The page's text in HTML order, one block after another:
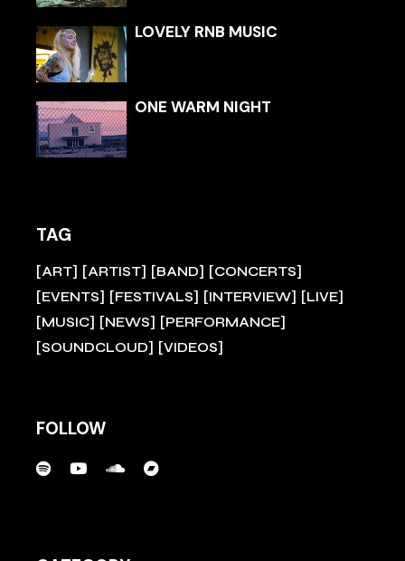
LOVELY RNB MUSIC
ONE WARM NIGHT
TAG
ART ARTIST BAND
CONCERTS
EVENTS
FESTIVALS INTERVIEW
LIVE
MUSIC
NEWS
PERFORMANCE
SOUNDCLOUD
VIDEOS
FOLLOW